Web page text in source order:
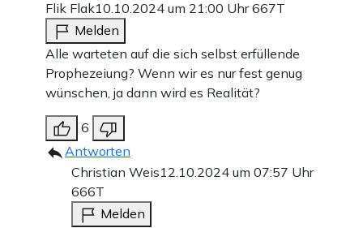
Flik Flak10.10.2024 um 21:00 Uhr667T
Melden
Alle warteten auf die sich selbst erfüllende
Prophezeiung? Wenn wir es nur fest genug
wünschen, ja dann wird es Realität?
6
Antworten
Christian Weis12.10.2024 um 07:57 Uhr
666T
Melden